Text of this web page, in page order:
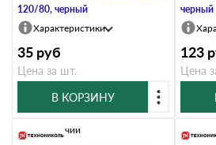
120/80, черный
Характеристики
35 руб
Цена за шт.
В КОРЗИНУ
черный
123
Цена
В наличии В